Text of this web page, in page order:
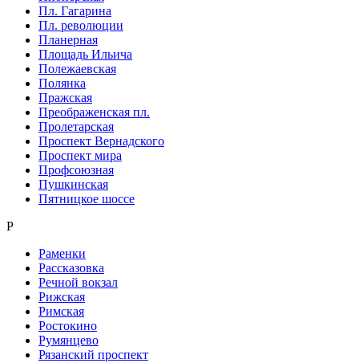
Пл. Гагарина
Пл. революции
Планерная
Площадь Ильича
Полежаевская
Полянка
Пражская
Преображенская пл.
Пролетарская
Проспект Вернадского
Проспект мира
Профсоюзная
Пушкинская
Пятницкое шоссе
Р
Раменки
Рассказовка
Речной вокзал
Рижская
Римская
Ростокино
Румянцево
Рязанский проспект